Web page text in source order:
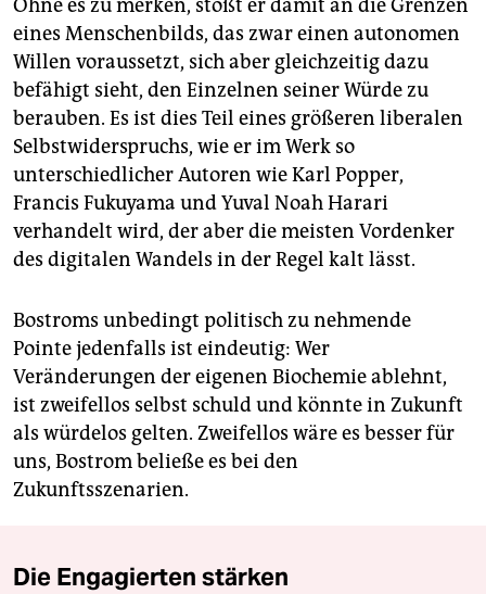
Ohne es zu merken, stößt er damit an die Grenzen
eines Menschenbilds, das zwar einen autonomen
Willen voraussetzt, sich aber gleichzeitig dazu
befähigt sieht, den Einzelnen seiner Würde zu
berauben. Es ist dies Teil eines größeren liberalen
Selbstwiderspruchs, wie er im Werk so
unterschiedlicher Autoren wie Karl Popper,
Francis Fukuyama und Yuval Noah Harari
verhandelt wird, der aber die meisten Vordenker
des digitalen Wandels in der Regel kalt lässt.
Bostroms unbedingt politisch zu nehmende
Pointe jedenfalls ist eindeutig: Wer
Veränderungen der eigenen Biochemie ablehnt,
ist zweifellos selbst schuld und könnte in Zukunft
als würdelos gelten. Zweifellos wäre es besser für
uns, Bostrom beließe es bei den
Zukunftsszenarien.
Die Engagierten stärken